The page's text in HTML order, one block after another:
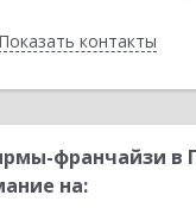
Показать контакты
Назад
франчайзи в
на: